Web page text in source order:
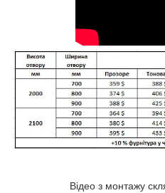
Відео з монтажу